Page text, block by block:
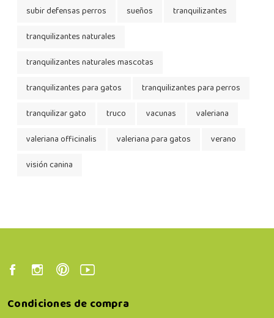
subir defensas perros
sueños
tranquilizantes
tranquilizantes naturales
tranquilizantes naturales mascotas
tranquilizantes para gatos
tranquilizantes para perros
tranquilizar gato
truco vacunas
valeriana
valeriana officinalis
valeriana para gatos
verano
visión canina
Condiciones de compra